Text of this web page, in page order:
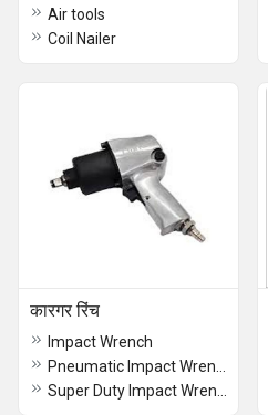
Air tools
Coil Nailer
कारगर रिंच
Impact Wrench